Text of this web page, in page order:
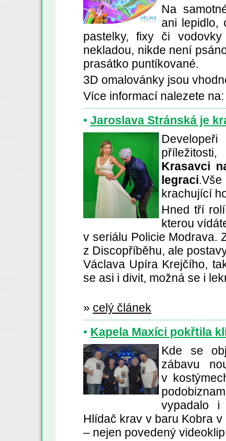
Na
ani lepidlo,
pastelky, fixy či
nekladou, nikde není
prasátko puntíkované.
3D omalovánky jsou
Více informací nalezete
• Jaroslava Stránská je
Krasavci
legraci
krachující
Hned tří
kterou
v seriálu Policie Modrava.
z Discopříběhu, ale
Václava Upíra Krejčího,
se asi i divit, možná se i
» celý článek
• Kapela Maxíci pokřtila
Kde se
zábavu
v
vypadalo i
Hlídač krav v baru Kobra
– nejen povedený